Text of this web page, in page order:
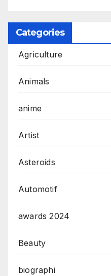
Categories
Agriculture
Animals
anime
Artist
Asteroids
Automotif
awards 2024
Beauty
biographi